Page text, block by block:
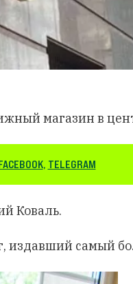
магазин в
, TELEGRAM
Коваль.
издавший самый